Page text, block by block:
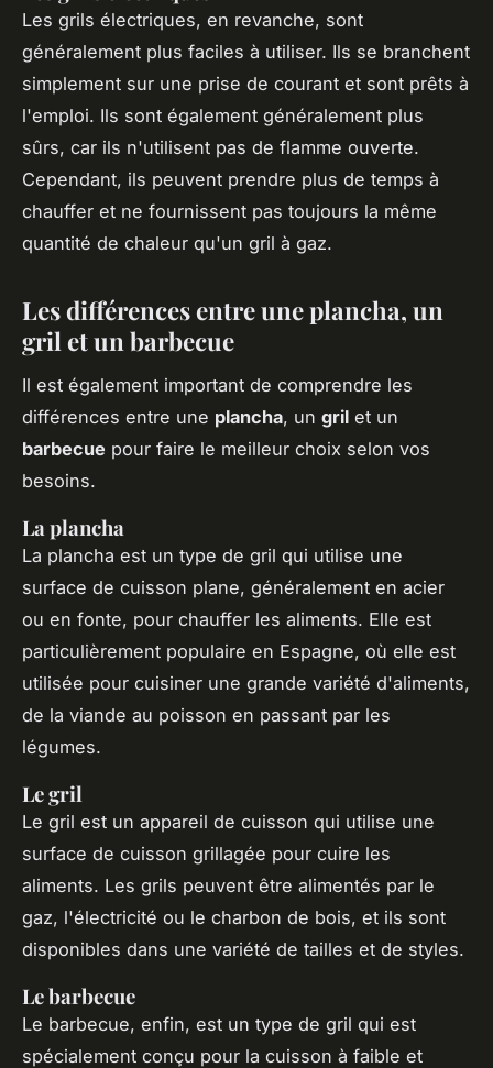
Les grils électriques, en revanche, sont
généralement plus faciles à utiliser. Ils se branchent
simplement sur une prise de courant et sont prêts à
l'emploi. Ils sont également généralement plus
sûrs, car ils n'utilisent pas de flamme ouverte.
Cependant, ils peuvent prendre plus de temps à
chauffer et ne fournissent pas toujours la même
quantité de chaleur qu'un gril à gaz.
Les différences entre une plancha, un
gril et un barbecue
Il est également important de comprendre les
différences entre une plancha, un gril et un
barbecue pour faire le meilleur choix selon vos
besoins.
La plancha
La plancha est un type de gril qui utilise une
surface de cuisson plane, généralement en acier
ou en fonte, pour chauffer les aliments. Elle est
particulièrement populaire en Espagne, où elle est
utilisée pour cuisiner une grande variété d'aliments,
de la viande au poisson en passant par les
légumes.
Le gril
Le gril est un appareil de cuisson qui utilise une
surface de cuisson grillagée pour cuire les
aliments. Les grils peuvent être alimentés par le
gaz, l'électricité ou le charbon de bois, et ils sont
disponibles dans une variété de tailles et de styles.
Le barbecue
Le barbecue, enfin, est un type de gril qui est
spécialement conçu pour la cuisson à faible et